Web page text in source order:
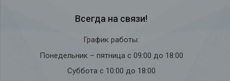
Всегда на связи!
График работы:
Понедельник – пятница с 09:00 до 18:00
Суббота с 10:00 до 18:00